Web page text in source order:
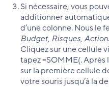
Si nécessaire, vous
additionner
d’une colonne. Nous le
Budget, Risques,
Cliquez sur une cellule
tapez =SOMME(.
sur la première cellule
votre souris jusqu’à la